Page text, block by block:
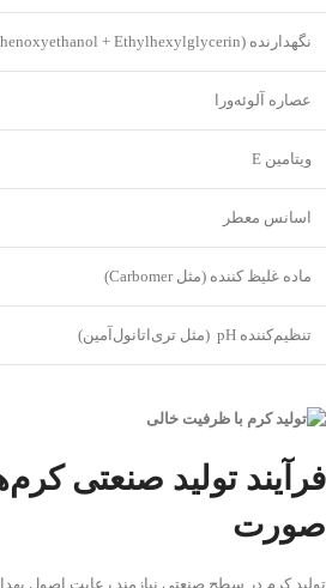
نگهدارنده (Phenoxyethanol + Ethylhexylglycerin)
عصاره آلوئه‌ورا
ویتامین E
اسانس معطر
ماده غلیظ‌ کننده (مثل Carbomer)
تنظیم‌کننده pH (مثل تری‌اتانول‌آمین)
فرآیند تولید صنعتی
صورت
تولید کرم در سطح صنعتی نیازمند رعایت اصول